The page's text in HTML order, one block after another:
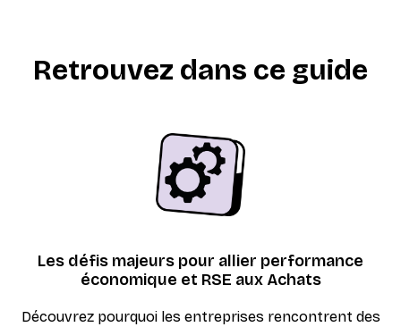
Retrouvez dans ce guide
Les défis majeurs pour allier performance
économique et RSE aux Achats
Découvrez pourquoi les entreprises rencontrent des